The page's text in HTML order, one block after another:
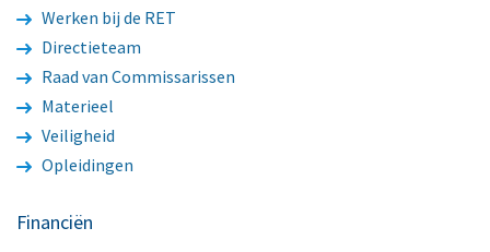
Werken bij de RET
Directieteam
Raad van Commissarissen
Materieel
Veiligheid
Opleidingen
Financiën